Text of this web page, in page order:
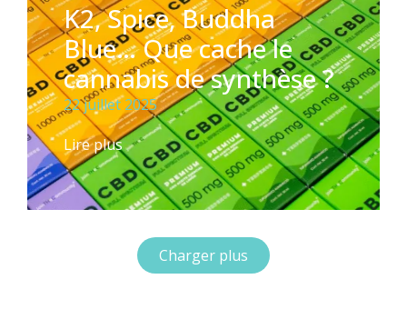
K2, Spice, Buddha
Blue… Que cache le
cannabis de synthèse ?
22 juillet 2025
Lire plus
Charger plus